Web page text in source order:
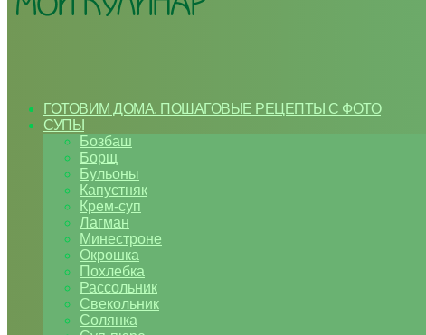
ГОТОВИМ ДОМА. ПОШАГОВЫЕ РЕЦЕПТЫ С ФОТО
СУПЫ
Бозбаш
Борщ
Бульоны
Капустняк
Крем-суп
Лагман
Минестроне
Окрошка
Похлебка
Рассольник
Свекольник
Солянка